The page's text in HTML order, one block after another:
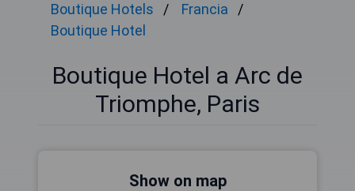
Boutique Hotels
Francia
Boutique Hotel
Boutique Hotel a Arc de
Triomphe, Paris
Show on map